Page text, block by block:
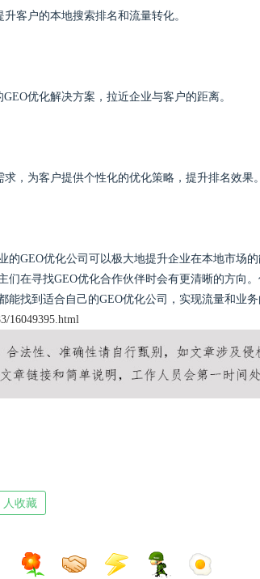
客户的本地搜索排名和流量转化。
优化解决方案，拉近企业与客户的距离。
，为客户提供个性化的优化策略，提升排名效果。
的GEO优化公司可以极大地提升企业在本地市场
们在寻找GEO优化合作伙伴时会有更清晰的方向
找到适合自己的GEO优化公司，实现流量和业务
16049395.html
人收藏